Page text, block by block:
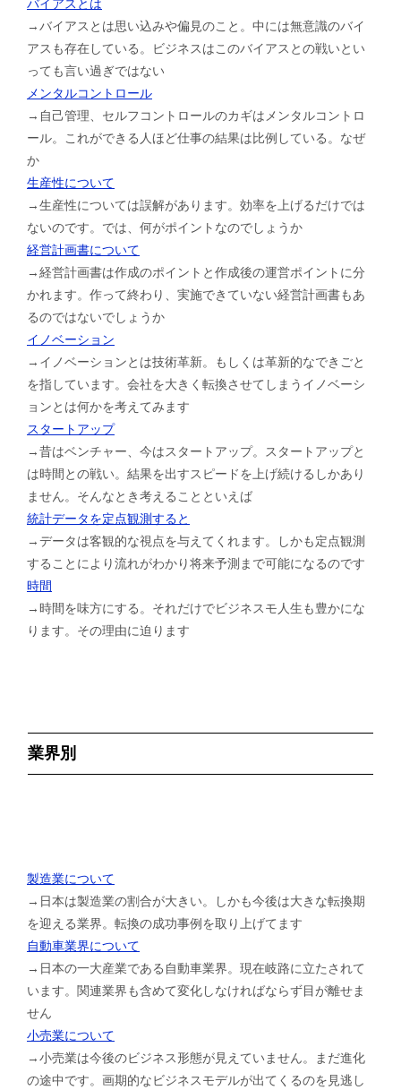
バイアスとは
→バイアスとは思い込みや偏見のこと。中には無意識のバイ
アスも存在している。ビジネスはこのバイアスとの戦いとい
っても言い過ぎではない
メンタルコントロール
→自己管理、セルフコントロールのカギはメンタルコントロ
ール。これができる人ほど仕事の結果は比例している。なぜ
か
生産性について
→生産性については誤解があります。効率を上げるだけでは
ないのです。では、何がポイントなのでしょうか
経営計画書について
→経営計画書は作成のポイントと作成後の運営ポイントに分
かれます。作って終わり、実施できていない経営計画書もあ
るのではないでしょうか
イノベーション
→イノベーションとは技術革新。もしくは革新的なできごと
を指しています。会社を大きく転換させてしまうイノベーシ
ョンとは何かを考えてみます
スタートアップ
→昔はベンチャー、今はスタートアップ。スタートアップと
は時間との戦い。結果を出すスピードを上げ続けるしかあり
ません。そんなとき考えることといえば
統計データを定点観測すると
→データは客観的な視点を与えてくれます。しかも定点観測
することにより流れがわかり将来予測まで可能になるのです
時間
→時間を味方にする。それだけでビジネスモ人生も豊かにな
ります。その理由に迫ります
業界別
製造業について
→日本は製造業の割合が大きい。しかも今後は大きな転換期
を迎える業界。転換の成功事例を取り上げてます
自動車業界について
→日本の一大産業である自動車業界。現在岐路に立たされて
います。関連業界も含めて変化しなければならず目が離せま
せん
小売業について
→小売業は今後のビジネス形態が見えていません。まだ進化
の途中です。画期的なビジネスモデルが出てくるのを見逃し